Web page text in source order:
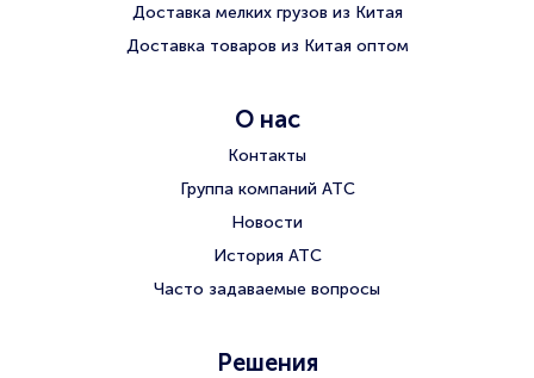
Доставка мелких грузов из Китая
Доставка товаров из Китая оптом
О нас
Контакты
Группа компаний АТС
Новости
История АТС
Часто задаваемые вопросы
Решения